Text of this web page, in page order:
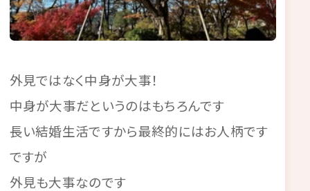
外見ではなく中身が大事！
中身が大事だというのはもちろんです
長い結婚生活ですから最終的にはお人柄です
ですが
外見も大事なのです